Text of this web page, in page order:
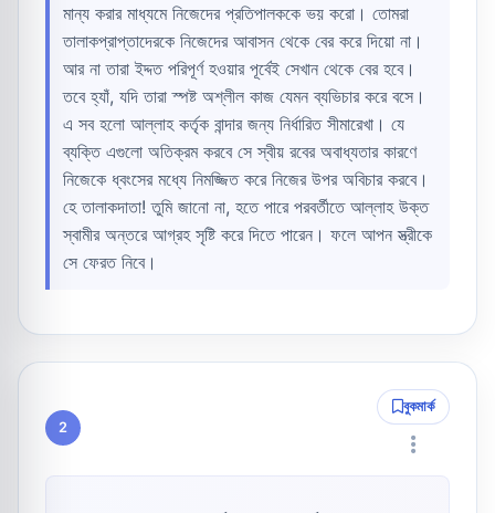
মান্য করার মাধ্যমে নিজেদের প্রতিপালককে ভয় করো। তোমরা
তালাকপ্রাপ্তাদেরকে নিজেদের আবাসন থেকে বের করে দিয়ো না।
আর না তারা ইদ্দত পরিপূর্ণ হওয়ার পূর্বেই সেখান থেকে বের হবে।
তবে হ্যাঁ, যদি তারা স্পষ্ট অশ্লীল কাজ যেমন ব্যভিচার করে বসে।
এ সব হলো আল্লাহ কর্তৃক বান্দার জন্য নির্ধারিত সীমারেখা। যে
ব্যক্তি এগুলো অতিক্রম করবে সে স্বীয় রবের অবাধ্যতার কারণে
নিজেকে ধ্বংসের মধ্যে নিমজ্জিত করে নিজের উপর অবিচার করবে।
হে তালাকদাতা! তুমি জানো না, হতে পারে পরবর্তীতে আল্লাহ উক্ত
স্বামীর অন্তরে আগ্রহ সৃষ্টি করে দিতে পারেন। ফলে আপন স্ত্রীকে
সে ফেরত নিবে।
2
বুকমার্ক